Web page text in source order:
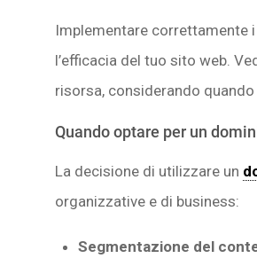
Implementare correttamente
l’efficacia del tuo sito web.
risorsa, considerando
Quando optare per un
La decisione di utilizzare un
organizzative e di business:
Segmentazione del